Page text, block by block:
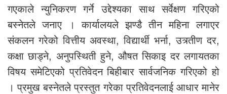
गएकाले न्युनिकरण गर्ने उद्देश्यका साथ सर्वेक्षण गरिएको
बस्नेतले जनाए । कार्यालयले झण्डै तीन महिना लगाएर
संकलन गरेको वित्तीय अवस्था, विद्यार्थी भर्ना, उत्र्तीण दर,
कक्षा छाड्ने, अनुपस्थिती हुने, औषत सिकाइ दर लगायतका
विषय समेटिएको प्रतिवेदन बिहीबार सार्वजनिक गरिएको हो
। प्रमुख बस्नेतले प्रस्तुत गरेका प्रतिवेदनलाई आधार मानेर